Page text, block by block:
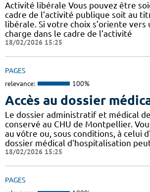
Activité libérale Vous pouvez être
cadre de l’activité publique soit au
libérale. Si votre choix s’oriente vers
charge dans le cadre de l’activité
18/02/2026 15:25
PAGES
relevance: 100%
Accès au dossier
Le dossier administratif et médical
conservé au CHU de Montpellier.
au vôtre ou, sous conditions, à celui
dossier médical d'hospitalisation
18/02/2026 15:25
PAGES